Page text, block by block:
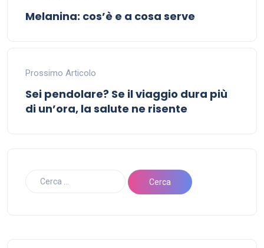
Melanina: cos’è e a cosa serve
Prossimo Articolo
Sei pendolare? Se il viaggio dura più
di un’ora, la salute ne risente